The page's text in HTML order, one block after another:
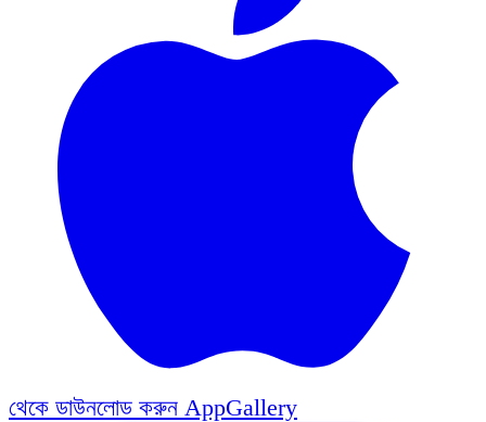
থেকে ডাউনলোড করুন AppGallery